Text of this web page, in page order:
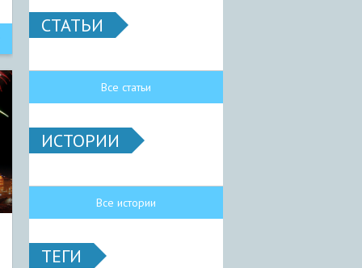
СТАТЬИ
Все статьи
ИСТОРИИ
Все истории
ТЕГИ